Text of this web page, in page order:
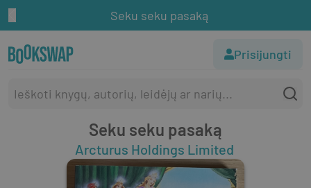
Seku seku pasaką
Prisijungti
Seku seku pasaką
Arcturus Holdings Limited